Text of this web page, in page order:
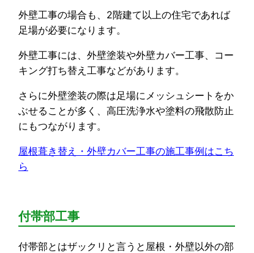
外壁工事の場合も、2階建て以上の住宅であれば
足場が必要になります。
外壁工事には、外壁塗装や外壁カバー工事、コー
キング打ち替え工事などがあります。
さらに外壁塗装の際は足場にメッシュシートをか
ぶせることが多く、高圧洗浄水や塗料の飛散防止
にもつながります。
屋根葺き替え・外壁カバー工事の施工事例はこち
ら
付帯部工事
付帯部とはザックリと言うと屋根・外壁以外の部